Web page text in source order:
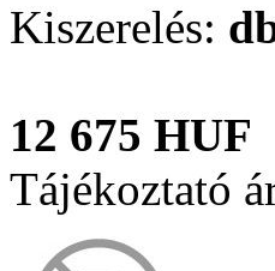
Kiszerelés:
12 675 HUF
Tájékoztató